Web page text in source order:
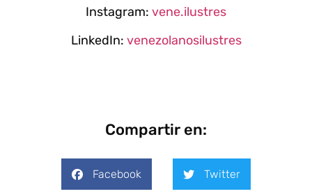
Instagram: vene.ilustres
LinkedIn: venezolanosilustres
Compartir en:
Facebook Twitter